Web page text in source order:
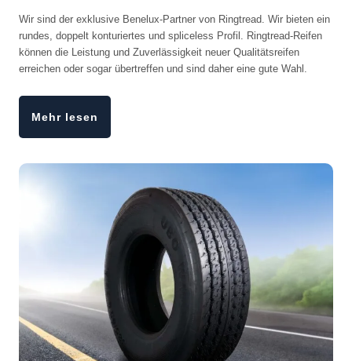
Wir sind der exklusive Benelux-Partner von Ringtread. Wir bieten ein
rundes, doppelt konturiertes und spliceless Profil. Ringtread-Reifen
können die Leistung und Zuverlässigkeit neuer Qualitätsreifen
erreichen oder sogar übertreffen und sind daher eine gute Wahl.
Mehr lesen